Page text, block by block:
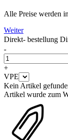
Alle Preise werden
Weiter
Direkt- bestellung
-
+
VPE
Kein Artikel
Artikel wurde zum